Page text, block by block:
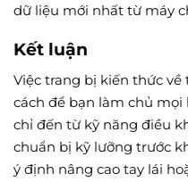
dữ liệu mới nhất từ máy
Kết luận
Việc trang bị kiến thức
cách để bạn làm chủ
chỉ đến từ kỹ năng điều
chuẩn bị kỹ lưỡng trước
ý định nâng cao tay lái